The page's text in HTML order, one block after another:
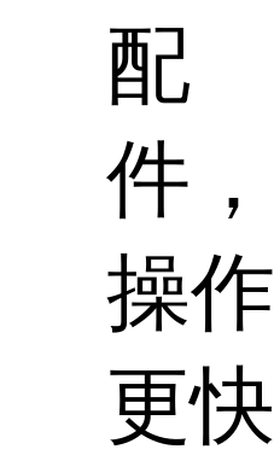
配
件，
操作
更快